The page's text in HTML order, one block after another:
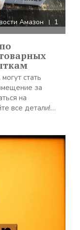
Амазон 1
стать
за
на
все детали!…